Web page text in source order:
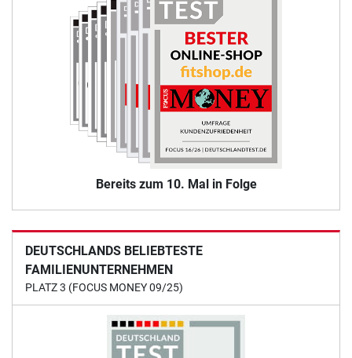
Bereits zum 10. Mal in Folge
DEUTSCHLANDS BELIEBTESTE
FAMILIENUNTERNEHMEN
PLATZ 3 (FOCUS MONEY 09/25)